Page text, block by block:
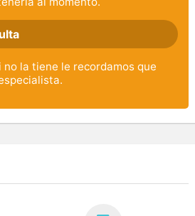
la tiene le recordamos que